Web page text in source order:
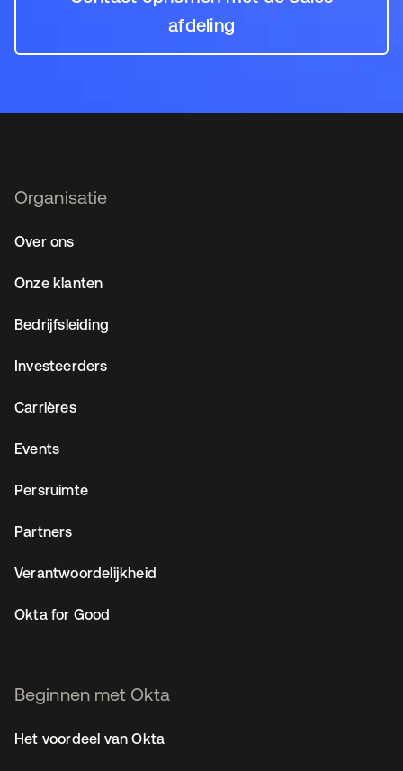
afdeling
Organisatie
Over ons
Onze klanten
Bedrijfsleiding
Investeerders
Carrières
Events
Persruimte
Partners
Verantwoordelijkheid
Okta for Good
Beginnen met Okta
Het voordeel van Okta